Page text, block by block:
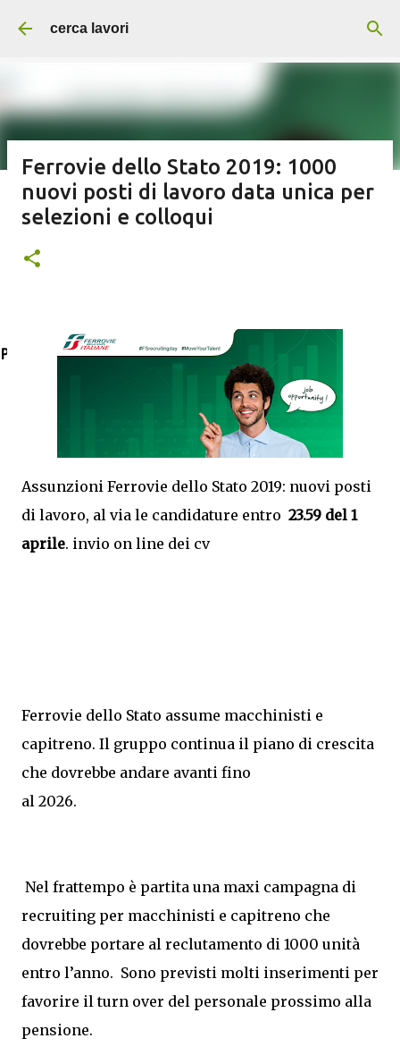
Passa ai contenuti principali
cerca lavori
Post in evidenza
Addetti/e alle pulizie servizi per
aziende e supermercati
Ferrovie dello Stato 2019: 1000
nuovi posti di lavoro data unica per
selezioni e colloqui
Assunzioni Ferrovie dello Stato 2019: nuovi posti
di lavoro, al via le candidature entro 23.59 del 1
aprile. invio on line dei cv
Ferrovie dello Stato assume macchinisti e
capitreno. Il gruppo continua il piano di crescita
che dovrebbe andare avanti fino
al 2026.
Nel frattempo è partita una maxi campagna di
recruiting per macchinisti e capitreno che
dovrebbe portare al reclutamento di 1000 unità
entro l’anno. Sono previsti molti inserimenti per
favorire il turn over del personale prossimo alla
pensione.